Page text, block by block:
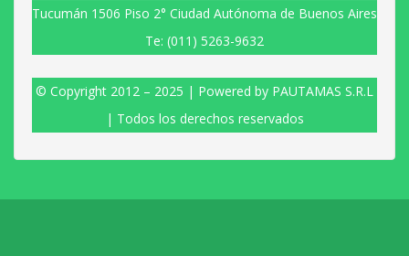
Tucumán 1506 Piso 2° Ciudad Autónoma de Buenos Aires
Te: (011) 5263-9632
© Copyright 2012 – 2025 | Powered by PAUTAMAS S.R.L
| Todos los derechos reservados